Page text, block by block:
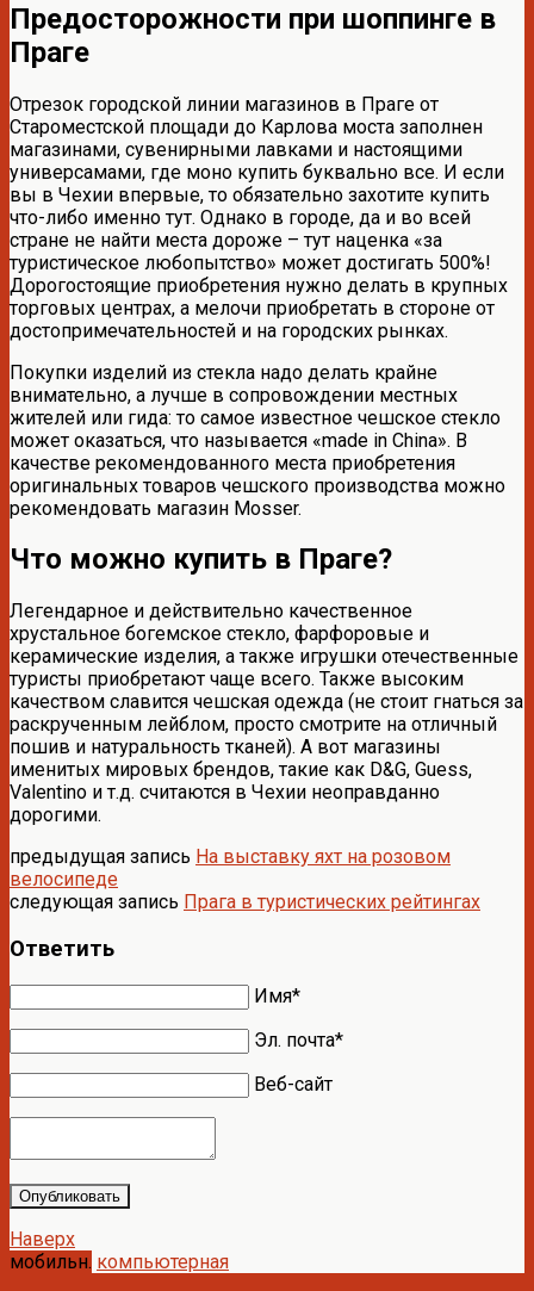
Предосторожности при шоппинге в
Праге
Отрезок городской линии магазинов в Праге от
Староместской площади до Карлова моста заполнен
магазинами, сувенирными лавками и настоящими
универсамами, где моно купить буквально все. И если
вы в Чехии впервые, то обязательно захотите купить
что-либо именно тут. Однако в городе, да и во всей
стране не найти места дороже – тут наценка «за
туристическое любопытство» может достигать 500%!
Дорогостоящие приобретения нужно делать в крупных
торговых центрах, а мелочи приобретать в стороне от
достопримечательностей и на городских рынках.
Покупки изделий из стекла надо делать крайне
внимательно, а лучше в сопровождении местных
жителей или гида: то самое известное чешское стекло
может оказаться, что называется «made in China». В
качестве рекомендованного места приобретения
оригинальных товаров чешского производства можно
рекомендовать магазин Mosser.
Что можно купить в Праге?
Легендарное и действительно качественное
хрустальное богемское стекло, фарфоровые и
керамические изделия, а также игрушки отечественные
туристы приобретают чаще всего. Также высоким
качеством славится чешская одежда (не стоит гнаться за
раскрученным лейблом, просто смотрите на отличный
пошив и натуральность тканей). А вот магазины
именитых мировых брендов, такие как D&G, Guess,
Valentino и т.д. считаются в Чехии неоправданно
дорогими.
предыдущая запись На выставку яхт на розовом
велосипеде
следующая запись Прага в туристических рейтингах
Ответить
Имя*
Эл. почта*
Веб-сайт
Опубликовать
Наверх
мобильн. компьютерная